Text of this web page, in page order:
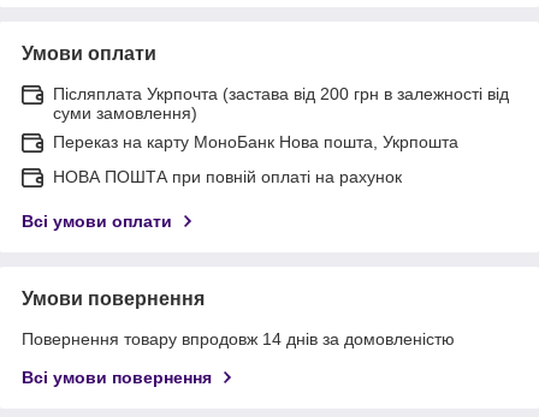
Умови оплати
Післяплата Укрпочта (застава від 200 грн в залежності від
суми замовлення)
Переказ на карту МоноБанк Нова пошта, Укрпошта
НОВА ПОШТА при повній оплаті на рахунок
Всі умови оплати
Умови повернення
Повернення товару впродовж 14 днів за домовленістю
Всі умови повернення